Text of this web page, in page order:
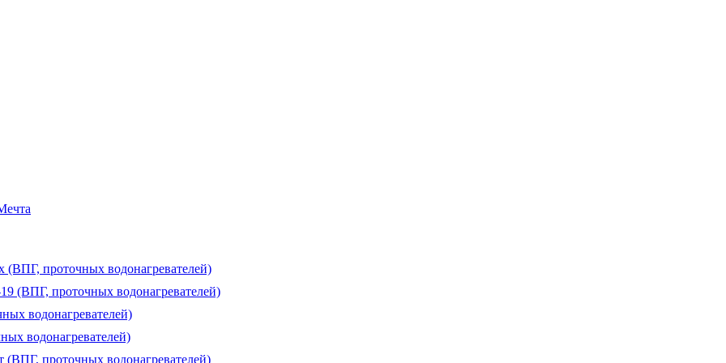
(ВПГ, проточных водонагревателей)
(ВПГ, проточных водонагревателей)
водонагревателей)
водонагревателей)
(ВПГ, проточных водонагревателей)